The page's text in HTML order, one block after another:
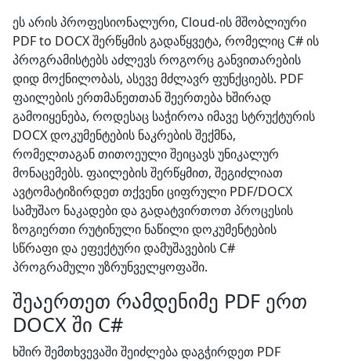
ეს არის პროფესიონალური, Cloud-ის მშობლიური
PDF to DOCX შერწყმის გადაწყვეტა, რომელიც C# ის
პროგრამისტებს აძლევს როგორც განვითარების
დიდ მოქნილობას, ასევე მძლავრ ფუნქციებს. PDF
ფაილების ერთმანეთთან შეერთება ხშირად
გამოიყენება, როდესაც საჭიროა იმავე სტრუქტურის
DOCX დოკუმენტების ნაკრების შექმნა,
რომელთაგან თითოეული შეიცავს უნიკალურ
მონაცემებს. ფაილების შერწყმით, შეგიძლიათ
ავტომატიზირდეთ თქვენი ციფრული PDF/DOCX
სამუშაო ნაკადები და გადატვირთოთ პროცესის
ზოგიერთი რუტინული ნაწილი დოკუმენტების
სწრაფი და ეფექტური დამუშავების C#
პროგრამული უზრუნველყოფაში.
შეაერთეთ რამდენიმე PDF ერთ
DOCX ში C#
ხშირ შემთხვევაში შეიძლება დაგჭირდეთ PDF